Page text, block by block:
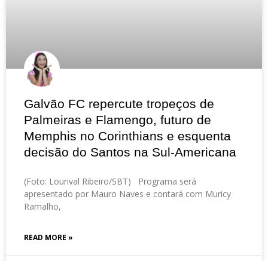
Galvão FC repercute tropeços de
Palmeiras e Flamengo, futuro de
Memphis no Corinthians e esquenta
decisão do Santos na Sul-Americana
(Foto: Lourival Ribeiro/SBT) Programa será
apresentado por Mauro Naves e contará com Muricy
Ramalho,
READ MORE »